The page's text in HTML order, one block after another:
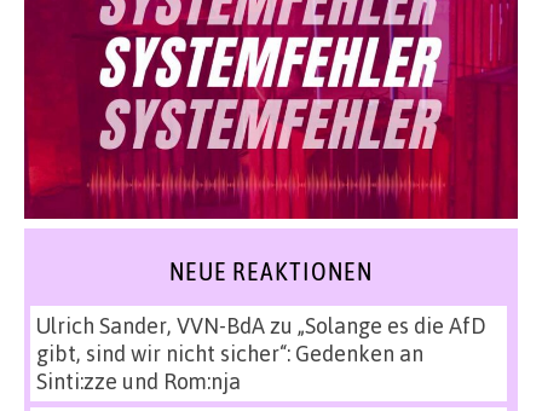
NEUE REAKTIONEN
Ulrich Sander, VVN-BdAzu „Solange es die AfD
gibt, sind wir nicht sicher“: Gedenken an
Sinti:zze und Rom:nja